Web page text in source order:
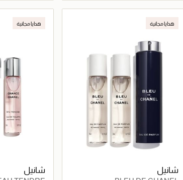
جاري تحميل التفاصيل
هدايا مجانية
شانيل
هدايا مجانية
شانيل